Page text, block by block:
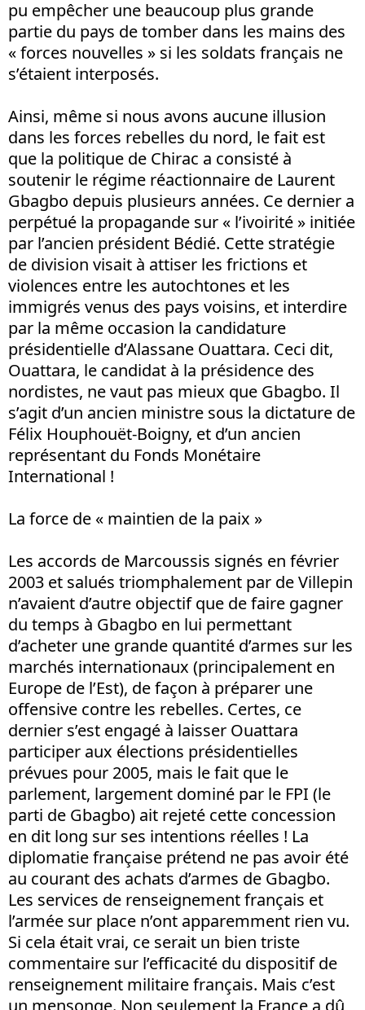
pu empêcher une beaucoup plus grande
partie du pays de tomber dans les mains des
« forces nouvelles » si les soldats français ne
s’étaient interposés.
Ainsi, même si nous avons aucune illusion
dans les forces rebelles du nord, le fait est
que la politique de Chirac a consisté à
soutenir le régime réactionnaire de Laurent
Gbagbo depuis plusieurs années. Ce dernier a
perpétué la propagande sur « l’ivoirité » initiée
par l’ancien président Bédié. Cette stratégie
de division visait à attiser les frictions et
violences entre les autochtones et les
immigrés venus des pays voisins, et interdire
par la même occasion la candidature
présidentielle d’Alassane Ouattara. Ceci dit,
Ouattara, le candidat à la présidence des
nordistes, ne vaut pas mieux que Gbagbo. Il
s’agit d’un ancien ministre sous la dictature de
Félix Houphouët-Boigny, et d’un ancien
représentant du Fonds Monétaire
International !
La force de « maintien de la paix »
Les accords de Marcoussis signés en février
2003 et salués triomphalement par de Villepin
n’avaient d’autre objectif que de faire gagner
du temps à Gbagbo en lui permettant
d’acheter une grande quantité d’armes sur les
marchés internationaux (principalement en
Europe de l’Est), de façon à préparer une
offensive contre les rebelles. Certes, ce
dernier s’est engagé à laisser Ouattara
participer aux élections présidentielles
prévues pour 2005, mais le fait que le
parlement, largement dominé par le FPI (le
parti de Gbagbo) ait rejeté cette concession
en dit long sur ses intentions réelles ! La
diplomatie française prétend ne pas avoir été
au courant des achats d’armes de Gbagbo.
Les services de renseignement français et
l’armée sur place n’ont apparemment rien vu.
Si cela était vrai, ce serait un bien triste
commentaire sur l’efficacité du dispositif de
renseignement militaire français. Mais c’est
un mensonge. Non seulement la France a dû